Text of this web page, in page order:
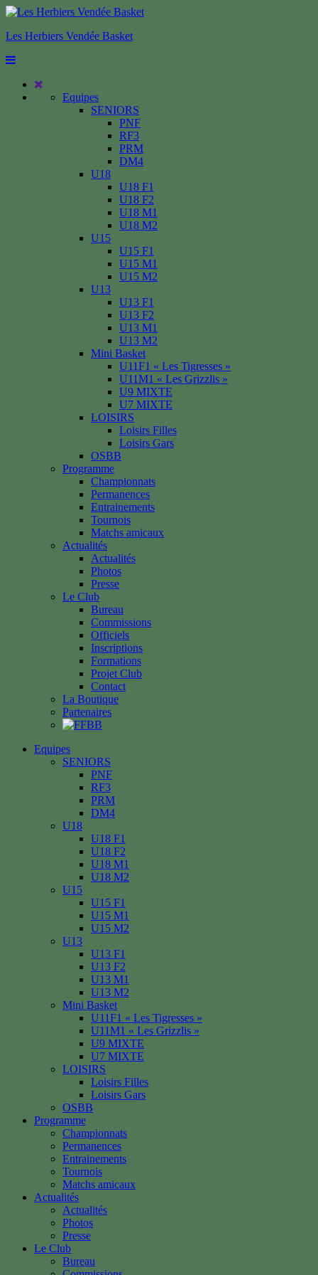
Les Herbiers Vendée Basket
Equipes
SENIORS
PNF
RF3
PRM
DM4
U18
U18 F1
U18 F2
U18 M1
U18 M2
U15
U15 F1
U15 M1
U15 M2
U13
U13 F1
U13 F2
U13 M1
U13 M2
Mini Basket
U11F1 « Les Tigresses »
U11M1 « Les Grizzlis »
U9 MIXTE
U7 MIXTE
LOISIRS
Loisirs Filles
Loisirs Gars
OSBB
Programme
Championnats
Permanences
Entrainements
Tournois
Matchs amicaux
Actualités
Actualités
Photos
Presse
Le Club
Bureau
Commissions
Officiels
Inscriptions
Formations
Projet Club
Contact
La Boutique
Partenaires
Equipes
SENIORS
PNF
RF3
PRM
DM4
U18
U18 F1
U18 F2
U18 M1
U18 M2
U15
U15 F1
U15 M1
U15 M2
U13
U13 F1
U13 F2
U13 M1
U13 M2
Mini Basket
U11F1 « Les Tigresses »
U11M1 « Les Grizzlis »
U9 MIXTE
U7 MIXTE
LOISIRS
Loisirs Filles
Loisirs Gars
OSBB
Programme
Championnats
Permanences
Entrainements
Tournois
Matchs amicaux
Actualités
Actualités
Photos
Presse
Le Club
Bureau